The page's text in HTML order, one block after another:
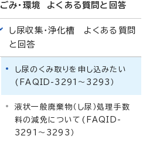
ごみ・環境 よくある質問と回答
し尿収集・浄化槽 よくある質問
と回答
し尿のくみ取りを申し込みたい
(FAQID-3291～3293）
液状一般廃棄物（し尿）処理手数
料の減免について(FAQID-
3291～3293）